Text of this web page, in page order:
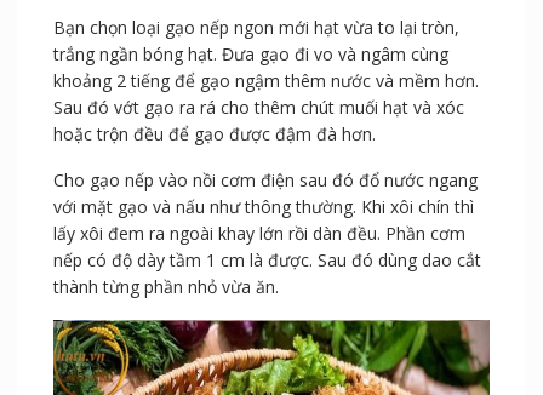
Bạn chọn loại gạo nếp ngon mới hạt vừa to lại tròn,
trắng ngần bóng hạt. Đưa gạo đi vo và ngâm cùng
khoảng 2 tiếng để gạo ngậm thêm nước và mềm hơn.
Sau đó vớt gạo ra rá cho thêm chút muối hạt và xóc
hoặc trộn đều để gạo được đậm đà hơn.
Cho gạo nếp vào nồi cơm điện sau đó đổ nước ngang
với mặt gạo và nấu như thông thường. Khi xôi chín thì
lấy xôi đem ra ngoài khay lớn rồi dàn đều. Phần cơm
nếp có độ dày tầm 1 cm là được. Sau đó dùng dao cắt
thành từng phần nhỏ vừa ăn.